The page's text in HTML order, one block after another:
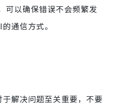
可以确保错误不会频繁发
通信方式。
解决问题至关重要，不要